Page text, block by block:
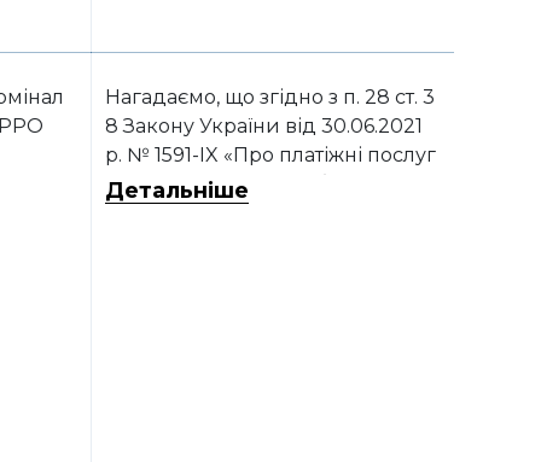
Нагадаємо, що згідно з п. 28 ст. 3
8 Закону України від 30.06.2021
р. № 1591-IX «Про платіжні послуг
и» торговці мають забезпечити
Детальніше